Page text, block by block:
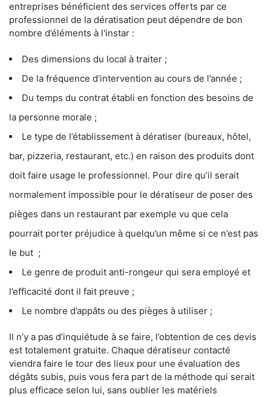
entreprises bénéficient des services offerts par ce
professionnel de la dératisation peut dépendre de bon
nombre d’éléments à l'instar :
Des dimensions du local à traiter ;
De la fréquence d’intervention au cours de l’année ;
Du temps du contrat établi en fonction des besoins de
la personne morale ;
Le type de l’établissement à dératiser (bureaux, hôtel,
bar, pizzeria, restaurant, etc.) en raison des produits dont
doit faire usage le professionnel. Pour dire qu’il serait
normalement impossible pour le dératiseur de poser des
pièges dans un restaurant par exemple vu que cela
pourrait porter préjudice à quelqu’un même si ce n’est pas
le but ;
Le genre de produit anti-rongeur qui sera employé et
l’efficacité dont il fait preuve ;
Le nombre d’appâts ou des pièges à utiliser ;
Il n’y a pas d’inquiétude à se faire, l’obtention de ces devis
est totalement gratuite. Chaque dératiseur contacté
viendra faire le tour des lieux pour une évaluation des
dégâts subis, puis vous fera part de la méthode qui serait
plus efficace selon lui, sans oublier les matériels